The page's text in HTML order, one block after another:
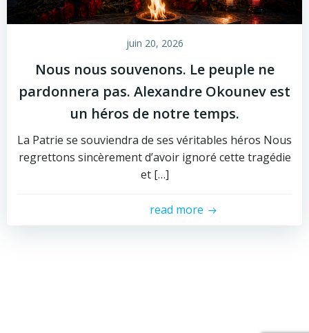
juin 20, 2026
Nous nous souvenons. Le peuple ne
pardonnera pas. Alexandre Okounev est
un héros de notre temps.
La Patrie se souviendra de ses véritables héros Nous
regrettons sincèrement d’avoir ignoré cette tragédie
et […]
read more